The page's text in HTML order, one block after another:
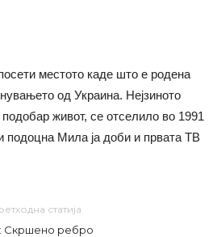
местото каде што е родена
од Украина. Нејзиното
подобар живот, се отселило во 1991
подоцна Мила ја доби и првата ТВ
статија
Скршено ребро